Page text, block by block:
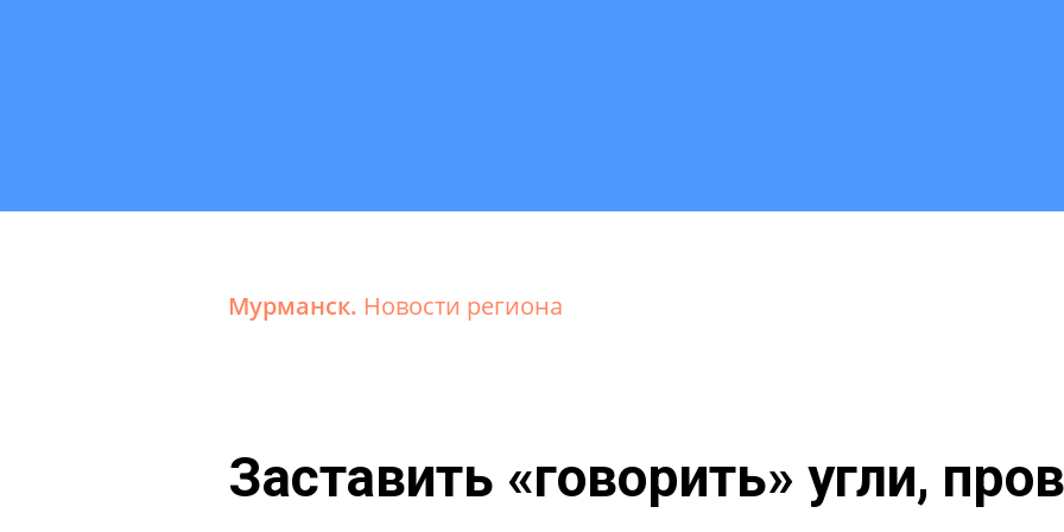
Мурманск. Новости региона
Заставить «говорить» угли,